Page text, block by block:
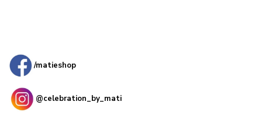
/matieshop
@celebration_by_mati